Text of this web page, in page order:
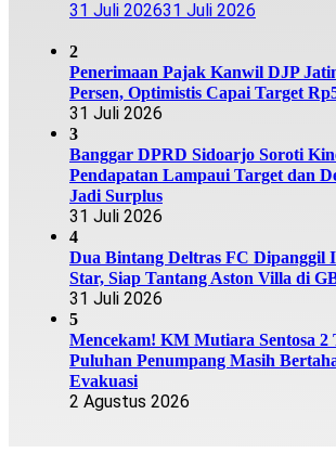
31 Juli 202631 Juli 2026
2
Penerimaan Pajak Kanwil DJP
Persen, Optimistis Capai Target
31 Juli 2026
3
Banggar DPRD Sidoarjo Soroti
Pendapatan Lampaui Target dan
Jadi Surplus
31 Juli 2026
4
Dua Bintang Deltras FC Dipanggil
Star, Siap Tantang Aston Villa di
31 Juli 2026
5
Mencekam! KM Mutiara Sentosa 2
Puluhan Penumpang Masih
Evakuasi
2 Agustus 2026